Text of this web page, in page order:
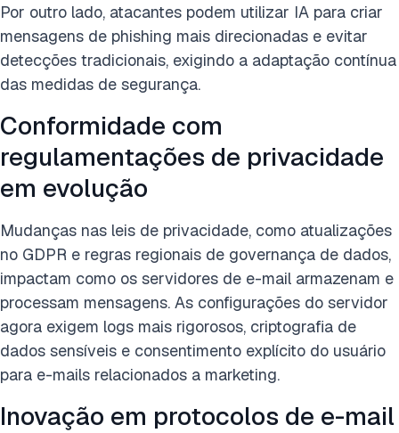
Por outro lado, atacantes podem utilizar IA para criar
mensagens de phishing mais direcionadas e evitar
detecções tradicionais, exigindo a adaptação contínua
das medidas de segurança.
Conformidade com
regulamentações de privacidade
em evolução
Mudanças nas leis de privacidade, como atualizações
no GDPR e regras regionais de governança de dados,
impactam como os servidores de e-mail armazenam e
processam mensagens. As configurações do servidor
agora exigem logs mais rigorosos, criptografia de
dados sensíveis e consentimento explícito do usuário
para e-mails relacionados a marketing.
Inovação em protocolos de e-mail